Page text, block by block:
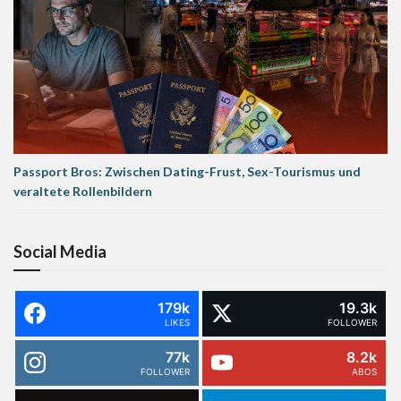
Passport Bros: Zwischen Dating-Frust, Sex-Tourismus und
veraltete Rollenbildern
Social Media
179k
LIKES
19.3k
FOLLOWER
77k
FOLLOWER
8.2k
ABOS